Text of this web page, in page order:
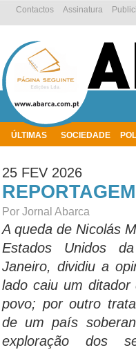
ÚLTIMAS SOCIEDADE
Assinatura
Contactos
25 FEV 2026
Por Jornal Abarca
A queda de Nicolás
Estados Unidos
Janeiro, dividiu a
lado caiu um
povo; por outro
de um país
exploração dos